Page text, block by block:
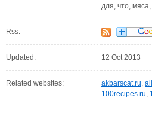
для, что,
Rss:
Updated: 12 Oct 2013
Related websites: akbarscat.ru,
100recipes.ru,